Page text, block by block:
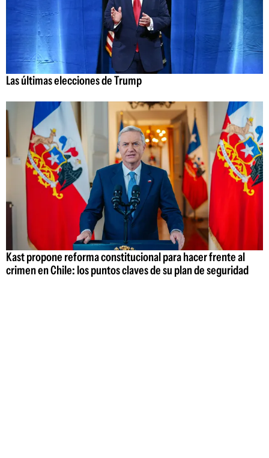
Las últimas elecciones de Trump
Kast propone reforma constitucional para hacer frente al
crimen en Chile: los puntos claves de su plan de seguridad